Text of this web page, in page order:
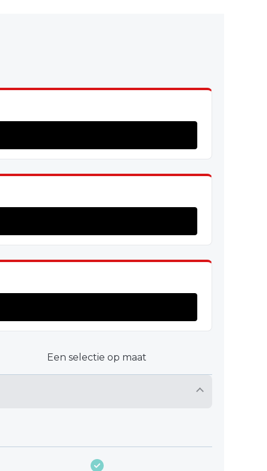
Een selectie op maat